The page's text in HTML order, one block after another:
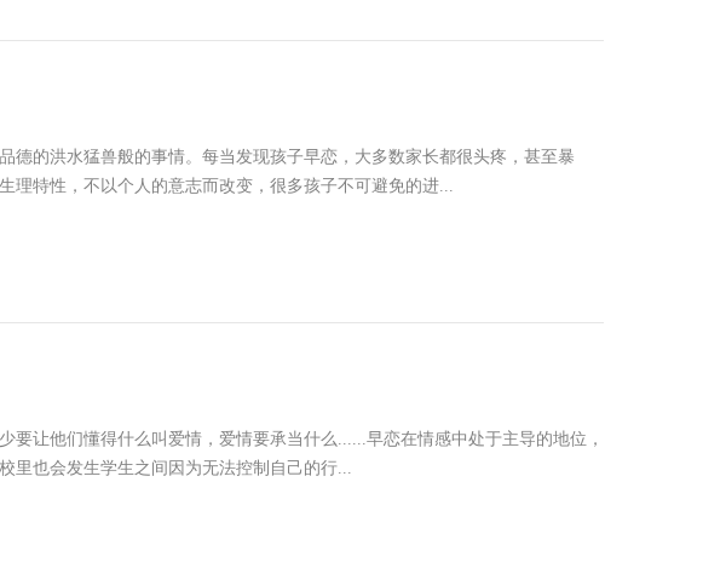
的洪水猛兽般的事情。每当发现孩子早恋，大多数家长都很头疼，甚至暴
理特性，不以个人的意志而改变，很多孩子不可避免的进...
让他们懂得什么叫爱情，爱情要承当什么......早恋在情感中处于主导的地位，
里也会发生学生之间因为无法控制自己的行...